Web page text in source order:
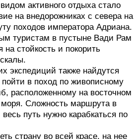
активного отдыха стало
на внедорожниках с севера на
походов императора Адриана.
туристам в пустыне Вади Рам
стойкость и покорить
экспедиций также найдутся
в поход по живописному
расположенному на восточном
Сложность маршрута в
путь нужно карабкаться по
страну во всей красе, на нее